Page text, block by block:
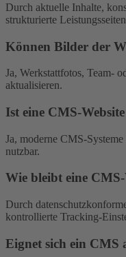
Durch aktuelle Inhalte,
strukturierte
Können Bilder der
Ja, Werkstattfotos, Team-
aktualisieren.
Ist eine CMS-
Ja, moderne CMS-
nutzbar.
Wie bleibt eine
Durch
kontrollierte Tracking-
Eignet sich ein CMS